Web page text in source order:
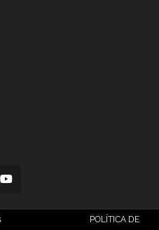
POLÍTICA DE